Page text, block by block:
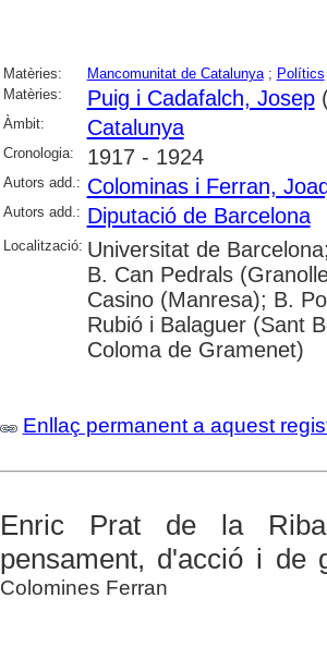
Matèries: Mancomunitat de Catalunya; Polítics
Matèries:
Puig i Cadafalch, Josep
Àmbit: Catalunya
Cronologia: 1917 - 1924
Autors add.: Colominas i Ferran,
Autors add.: Diputació de Barcelona
Localització: Universitat de
B. Can Pedrals
Casino (Manresa); B.
Rubió i Balaguer (Sant
Coloma de Gramenet)
Enllaç permanent a aquest
Enric Prat de la
pensament, d'acció i de
Colomines Ferran